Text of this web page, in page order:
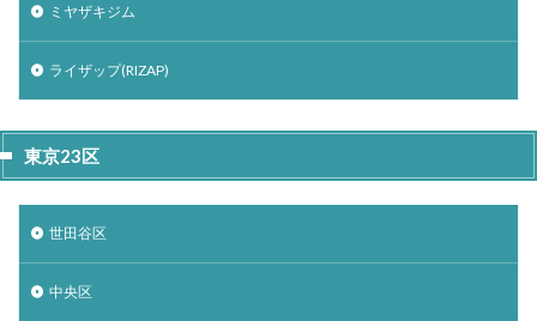
ミヤザキジム
ライザップ(RIZAP)
東京23区
世田谷区
中央区